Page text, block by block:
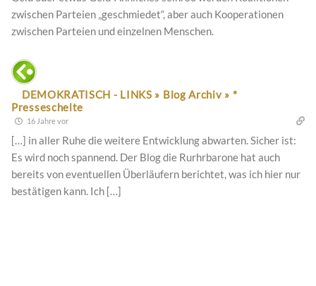
zwischen Parteien „geschmiedet“, aber auch Kooperationen
zwischen Parteien und einzelnen Menschen.
DEMOKRATISCH - LINKS » Blog Archiv » *
Presseschelte
16 Jahre vor
[…] in aller Ruhe die weitere Entwicklung abwarten. Sicher ist:
Es wird noch spannend. Der Blog die Rurhrbarone hat auch
bereits von eventuellen Überläufern berichtet, was ich hier nur
bestätigen kann. Ich […]